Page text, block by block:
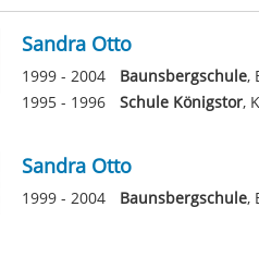
Sandra Otto
1999 - 2004 Baunsbergschule,
1995 - 1996
Schule Königstor,
Sandra Otto
1999 - 2004 Baunsbergschule,